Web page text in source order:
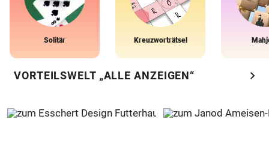
Solitär Kreuzworträtsel
VORTEILSWELT „ALLE ANZEIGEN“ chevron_right